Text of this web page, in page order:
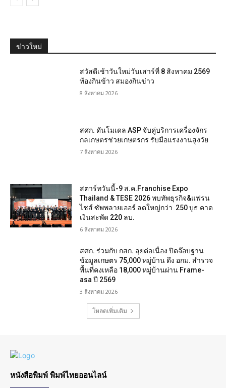
ข่าวใหม่
สวัสดีเช้าวันใหม่วันเสาร์ที่ 8 สิงหาคม 2569
ท้องกินข้าว สมองกินข่าว
8 สิงหาคม 2026
สศก. ดันโมเดล ASP จับคู่บริการเครื่องจักร
กลเกษตรช่วยเกษตรกร รับมือแรงงานสูงวัย
7 สิงหาคม 2026
สตาร์ทวันนี้-9 ส.ค.Franchise Expo
Thailand & TESE 2026 พบทัพธุรกิจ&แฟรน
ไชส์ ซัพพลายเออร์ ลดใหญ่กว่า 250 บูธ คาด
เงินสะพัด 220 ลบ.
6 สิงหาคม 2026
สศก. ร่วมกับ กสก. ลุยต่อเนื่อง ปิดจ๊อบฐาน
ข้อมูลเกษตร 75,000 หมู่บ้าน ดึง อกม. สำรวจ
พื้นที่คงเหลือ 18,000 หมู่บ้านผ่าน Frame-
asa ปี 2569
3 สิงหาคม 2026
โหลดเพิ่มเติม
หนังสือพิมพ์ พิมพ์ไทยออนไลน์